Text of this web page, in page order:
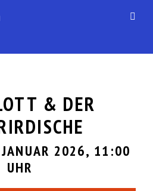
& DER
2026, 11:00
UHR